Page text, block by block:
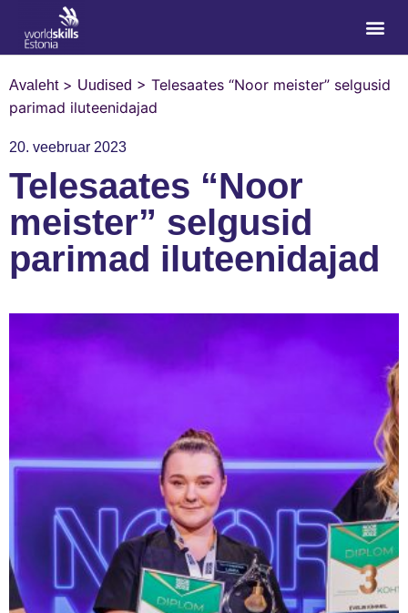
Avaleht> Uudised > Telesaates “Noor meister” selgusid
parimad iluteenidajad
20. veebruar 2023
Telesaates “Noor
meister” selgusid
parimad iluteenidajad